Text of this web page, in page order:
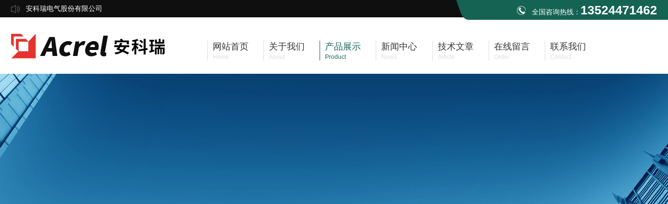
安科瑞电气股份有限公司 全国咨询热线： 13524471462
网站首页
Home
关于我们
About
产品展示
Product
新闻中心
News
技术文章
Article
在线留言
Order
联系我们
Contact